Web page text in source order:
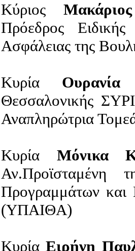
Κύριος Μακάριος
Πρόεδρος
Ασφάλειας της
Κυρία
Θεσσαλονικής
Αναπληρώτρια
Κυρία Μόνικα
Αν.Προϊσταμένη
Προγραμμάτων και
(ΥΠΑΙΘA)
ΚυρίαΕιρήνη